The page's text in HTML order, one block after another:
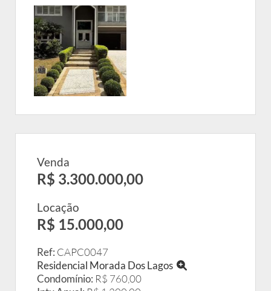
Venda
R$ 3.300.000,00
Locação
R$ 15.000,00
Ref: CAPC0047
Residencial Morada Dos Lagos
Condomínio: R$ 760,00